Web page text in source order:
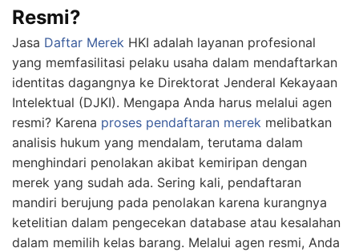
Resmi?
Jasa Daftar Merek HKI adalah layanan profesional
yang memfasilitasi pelaku usaha dalam mendaftarkan
identitas dagangnya ke Direktorat Jenderal Kekayaan
Intelektual (DJKI). Mengapa Anda harus melalui agen
resmi? Karena proses pendaftaran merek melibatkan
analisis hukum yang mendalam, terutama dalam
menghindari penolakan akibat kemiripan dengan
merek yang sudah ada. Sering kali, pendaftaran
mandiri berujung pada penolakan karena kurangnya
ketelitian dalam pengecekan database atau kesalahan
dalam memilih kelas barang. Melalui agen resmi, Anda